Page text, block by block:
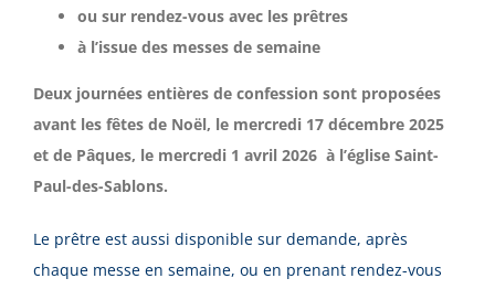
ou sur rendez-vous avec les prêtres
à l’issue des messes de semaine
Deux journées entières de confession sont proposées
avant les fêtes de Noël, le mercredi 17 décembre 2025
et de Pâques, le mercredi 1 avril 2026 à l’église Saint-
Paul-des-Sablons.
Le prêtre est aussi disponible sur demande, après
chaque messe en semaine, ou en prenant rendez-vous